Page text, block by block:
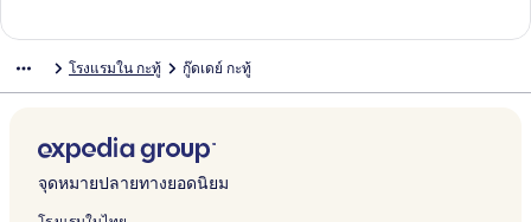
V
l
a
s
o
u
s
,
e
m
b
R
o
r
t
O
c
n
V
i
n
R
o
r
t
h
g
t
h
e
o
l
f
R
o
r
t
e
a
y
H
e
t
y
L
u
t
M
a
c
d
o
K
B
n
N
e
บ
P
h
u
รั
h
e
G
สำ
ห
V
e
r
สำ
บ
N
e
น
รั
บ
C
า
ห
รั
บ
ฐ
สำ
ห
รั
ร
น
สำ
ห
ต
า
น
สำ
โรงแรมใน กะทู้ กู๊ดเดย์ กะทู้
จุดหมายปลายทางยอดนิยม